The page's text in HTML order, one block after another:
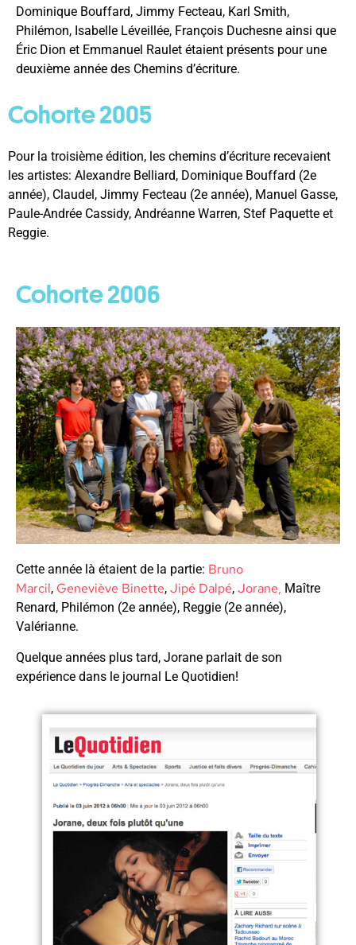
Dominique Bouffard, Jimmy Fecteau, Karl Smith,
Philémon, Isabelle Léveillée, François Duchesne ainsi que
Éric Dion et Emmanuel Raulet étaient présents pour une
deuxième année des Chemins d’écriture.
Cohorte 2005
Pour la troisième édition, les chemins d’écriture recevaient
les artistes: Alexandre Belliard, Dominique Bouffard (2e
année), Claudel, Jimmy Fecteau (2e année), Manuel Gasse,
Paule-Andrée Cassidy, Andréanne Warren, Stef Paquette et
Reggie.
Cohorte 2006
Cette année là étaient de la partie: Bruno
Marcil, Geneviève Binette, Jipé Dalpé, Jorane, Maître
Renard, Philémon (2e année), Reggie (2e année),
Valérianne.
Quelque années plus tard, Jorane parlait de son
expérience dans le journal Le Quotidien!